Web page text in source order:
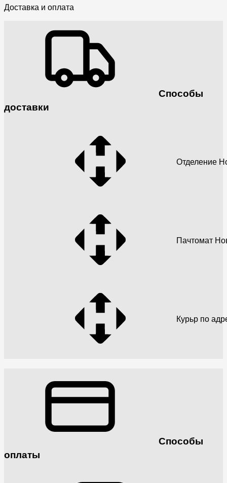
Доставка и оплата
Способы
доставки
Отделение
Пачтомат
Курьр по
Способы
оплаты